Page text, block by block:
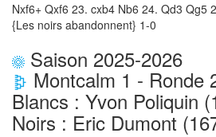
Nxf6+ Qxf6 23. cxb4 Nb6 24. Qd3 Qg5
{Les noirs abandonnent} 1-0
Saison 2025-2026
Montcalm 1 - Ronde
Blancs : Yvon Poliquin
Noirs : Eric Dumont